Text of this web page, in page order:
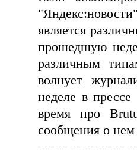
является
прошедшую
различным
волнует
неделе в
время про
сообщения о